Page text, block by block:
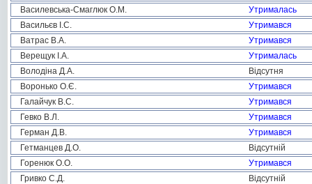
Василевська-Смаглюк О.М.
Утрималась
Васильєв І.С.
Утримався
Ватрас В.А.
Утримався
Верещук І.А.
Утрималась
Володіна Д.А.
Відсутня
Воронько О.Є.
Утримався
Галайчук В.С.
Утримався
Гевко В.Л.
Утримався
Герман Д.В.
Утримався
Гетманцев Д.О.
Відсутній
Горенюк О.О.
Утримався
Гривко С.Д.
Відсутній